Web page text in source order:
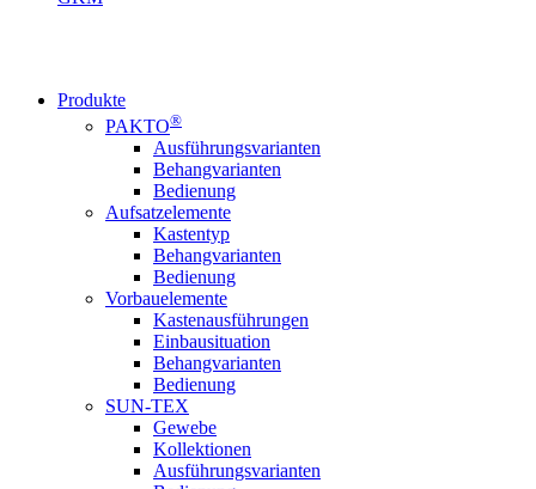
Produkte
PAKTO®
Ausführungsvarianten
Behangvarianten
Bedienung
Aufsatzelemente
Kastentyp
Behangvarianten
Bedienung
Vorbauelemente
Kastenausführungen
Einbausituation
Behangvarianten
Bedienung
SUN-TEX
Gewebe
Kollektionen
Ausführungsvarianten